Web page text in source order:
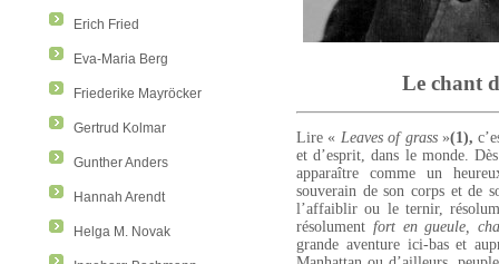
Erich Fried
Eva-Maria Berg
Friederike Mayröcker
Gertrud Kolmar
Gunther Anders
Hannah Arendt
Helga M. Novak
Le chant
Lire « Leaves of grass»(1),
et d’esprit, dans le monde.
apparaître comme un
souverain de son corps et de
l’affaiblir ou le ternir,
résolument fort en gueule,
grande aventure ici-bas et